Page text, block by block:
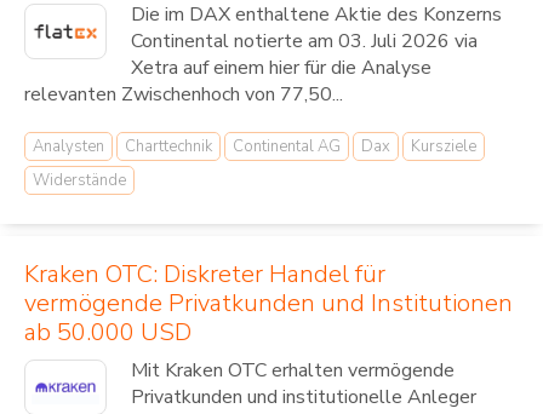
Die im DAX enthaltene Aktie des Konzerns
Continental notierte am 03. Juli 2026 via
Xetra auf einem hier für die Analyse
relevanten Zwischenhoch von 77,50...
Analysten Charttechnik Continental AG Dax
Kursziele
Widerstände
Kraken OTC: Diskreter Handel für
vermögende Privatkunden und Institutionen
ab 50.000 USD
Mit Kraken OTC erhalten vermögende
Privatkunden und institutionelle Anleger